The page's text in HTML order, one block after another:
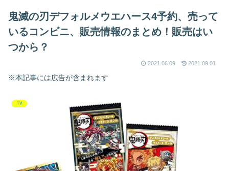
鬼滅の刃デフォルメウエハース4予約、売って
いるコンビニ、販売情報のまとめ！販売はい
つから？
2021.06.09 2021.09.01
※本記事には広告が含まれます
TV